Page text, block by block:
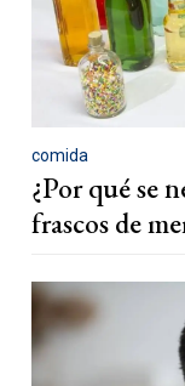
comida
¿Por qué se
frascos de